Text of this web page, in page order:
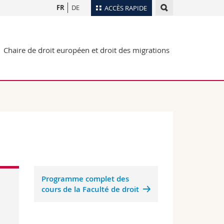
ACCÈS RAPIDE
Plan d'accès
Webmail
FR DE
Chaire de droit européen et droit des migrations
Programme complet des
cours de la Faculté de droit